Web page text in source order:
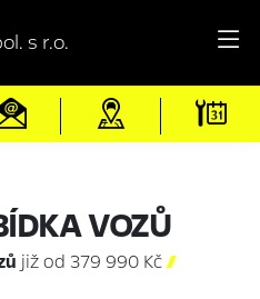
s r.o.
VOZŮ
již od 379 990 Kč